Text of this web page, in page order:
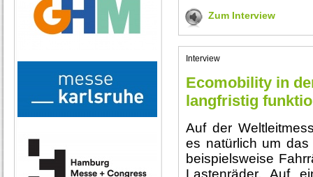
Zum Interview
Interview
Ecomobility in
langfristig
Auf der
es natürlich um
beispielsweise
Lastenräder. Auf